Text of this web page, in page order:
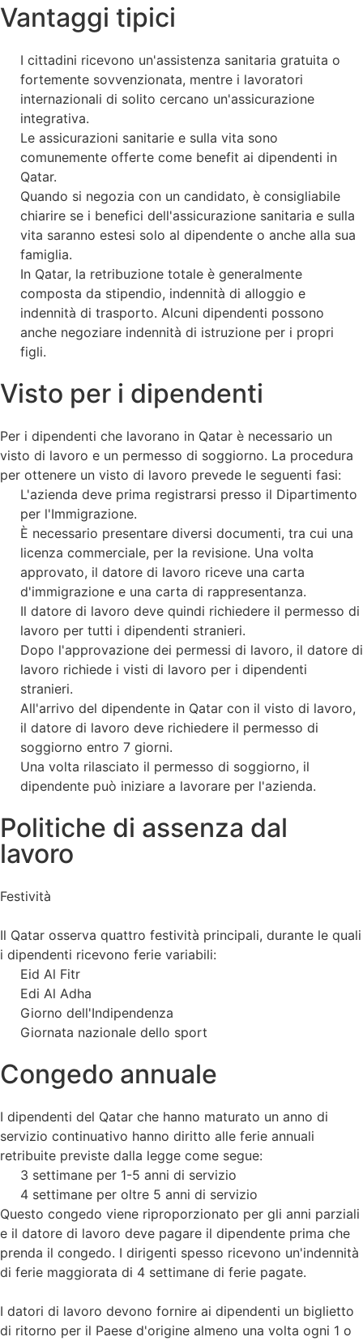
Vantaggi tipici
I cittadini ricevono un'assistenza sanitaria gratuita o
fortemente sovvenzionata, mentre i lavoratori
internazionali di solito cercano un'assicurazione
integrativa.
Le assicurazioni sanitarie e sulla vita sono
comunemente offerte come benefit ai dipendenti in
Qatar.
Quando si negozia con un candidato, è consigliabile
chiarire se i benefici dell'assicurazione sanitaria e sulla
vita saranno estesi solo al dipendente o anche alla sua
famiglia.
In Qatar, la retribuzione totale è generalmente
composta da stipendio, indennità di alloggio e
indennità di trasporto. Alcuni dipendenti possono
anche negoziare indennità di istruzione per i propri
figli.
Visto per i dipendenti
Per i dipendenti che lavorano in Qatar è necessario un
visto di lavoro e un permesso di soggiorno. La procedura
per ottenere un visto di lavoro prevede le seguenti fasi:
L'azienda deve prima registrarsi presso il Dipartimento
per l'Immigrazione.
È necessario presentare diversi documenti, tra cui una
licenza commerciale, per la revisione. Una volta
approvato, il datore di lavoro riceve una carta
d'immigrazione e una carta di rappresentanza.
Il datore di lavoro deve quindi richiedere il permesso di
lavoro per tutti i dipendenti stranieri.
Dopo l'approvazione dei permessi di lavoro, il datore di
lavoro richiede i visti di lavoro per i dipendenti
stranieri.
All'arrivo del dipendente in Qatar con il visto di lavoro,
il datore di lavoro deve richiedere il permesso di
soggiorno entro 7 giorni.
Una volta rilasciato il permesso di soggiorno, il
dipendente può iniziare a lavorare per l'azienda.
Politiche di assenza dal
lavoro
Festività
Il Qatar osserva quattro festività principali, durante le quali
i dipendenti ricevono ferie variabili:
Eid Al Fitr
Edi Al Adha
Giorno dell'Indipendenza
Giornata nazionale dello sport
Congedo annuale
I dipendenti del Qatar che hanno maturato un anno di
servizio continuativo hanno diritto alle ferie annuali
retribuite previste dalla legge come segue:
3 settimane per 1-5 anni di servizio
4 settimane per oltre 5 anni di servizio
Questo congedo viene riproporzionato per gli anni parziali
e il datore di lavoro deve pagare il dipendente prima che
prenda il congedo. I dirigenti spesso ricevono un'indennità
di ferie maggiorata di 4 settimane di ferie pagate.
I datori di lavoro devono fornire ai dipendenti un biglietto
di ritorno per il Paese d'origine almeno una volta ogni 1 o